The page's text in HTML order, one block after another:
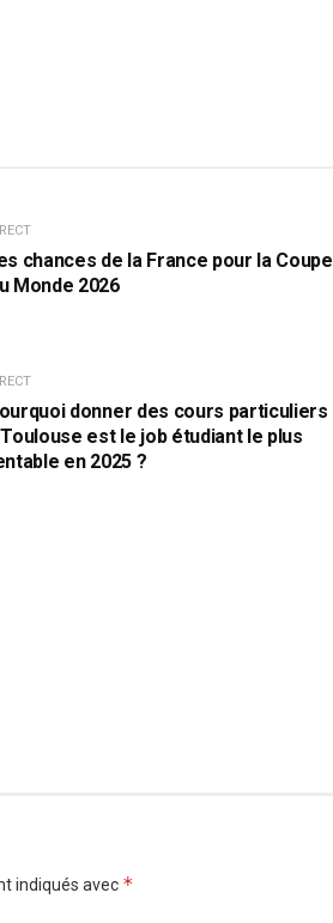
chances de la France pour la Coupe
Monde 2026
donner des cours particuliers
est le job étudiant le plus
en 2025 ?
indiqués avec *